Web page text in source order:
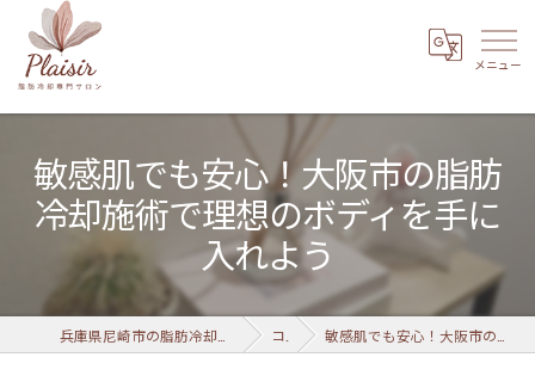
敏感肌でも安心！大阪市の脂肪
冷却施術で理想のボディを手に
入れよう
コラム 敏感肌でも安心！大阪市の脂肪冷却施術で理想のボディを手に入れよう